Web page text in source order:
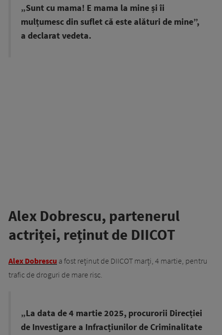
„Sunt cu mama! E mama la mine și îi
mulțumesc din suflet că este alături de mine”,
a declarat vedeta.
Alex Dobrescu, partenerul
actriței, reținut de DIICOT
Alex Dobrescu a fost reținut de DIICOT marți, 4 martie, pentru
trafic de droguri de mare risc.
„La data de 4 martie 2025, procurorii Direcției
de Investigare a Infracțiunilor de Criminalitate